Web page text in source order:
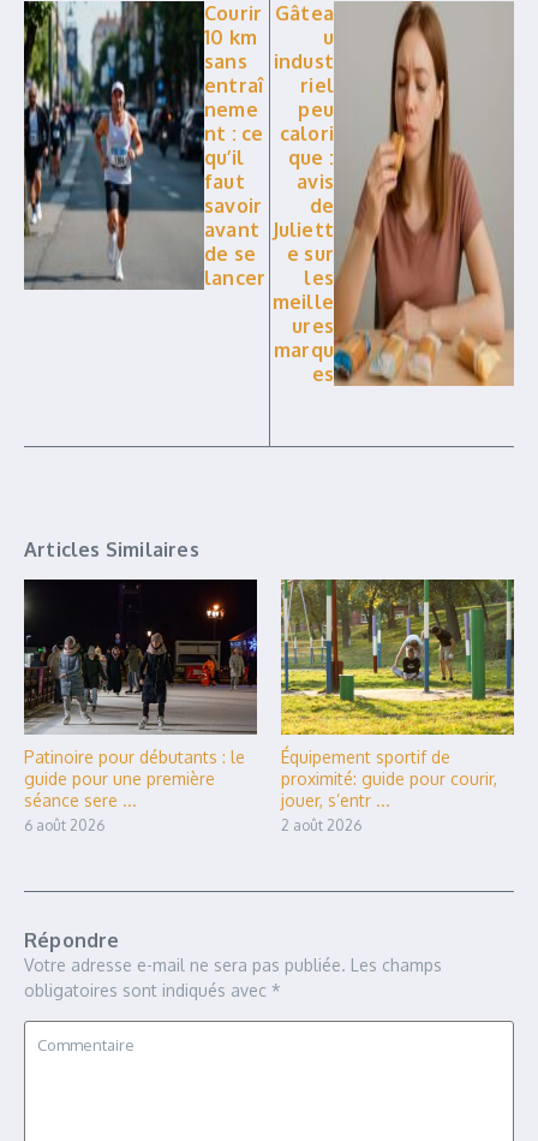
Courir
10 km
sans
entraî
neme
nt : ce
qu’il
faut
savoir
avant
de se
lancer
Gâtea
u
indust
riel
peu
calori
que :
avis
de
Juliett
e sur
les
meille
ures
marqu
es
Articles Similaires
Patinoire pour débutants : le
guide pour une première
séance sere ...
6 août 2026
Équipement sportif de
proximité: guide pour courir,
jouer, s’entr ...
2 août 2026
Répondre
Votre adresse e-mail ne sera pas publiée. Les champs
obligatoires sont indiqués avec *